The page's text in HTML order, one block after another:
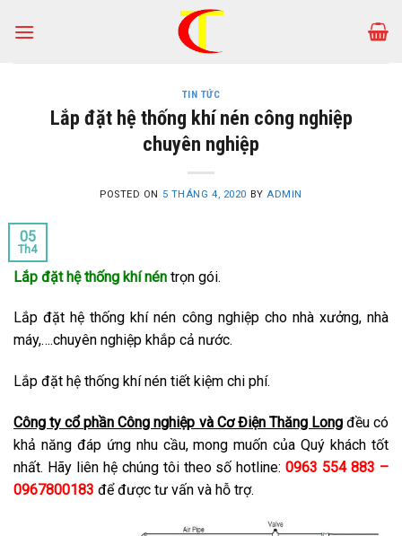
TIN TỨC
Lắp đặt hệ thống khí nén công nghiệp
chuyên nghiệp
POSTED ON 5 THÁNG 4, 2020 BY ADMIN
05
Th4
Lắp đặt hệ thống khí nén trọn gói.
Lắp đặt hệ thống khí nén công nghiệp cho nhà xưởng, nhà
máy,….chuyên nghiệp khắp cả nước.
Lắp đặt hệ thống khí nén tiết kiệm chi phí.
Công ty cổ phần Công nghiệp và Cơ Điện Thăng Longđều có
khả năng đáp ứng nhu cầu, mong muốn của Quý khách tốt
nhất. Hãy liên hệ chúng tôi theo số hotline:0963 554 883 –
0967800183 để được tư vấn và hỗ trợ.